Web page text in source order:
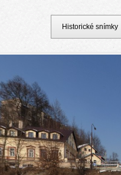
Historické snímky